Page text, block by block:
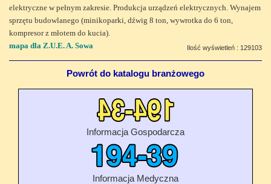
elektryczne w pełnym zakresie. Produkcja urządzeń elektrycznych. Wynajem
sprzętu budowlanego (minikoparki, dźwig 8 ton, wywrotka do 6 ton,
kompresor z młotem do kucia).
mapa dla Z.U.E. A. Sowa
Ilość wyświetleń : 129103
Powrót do katalogu branżowego
Informacja Gospodarcza
Informacja Medyczna